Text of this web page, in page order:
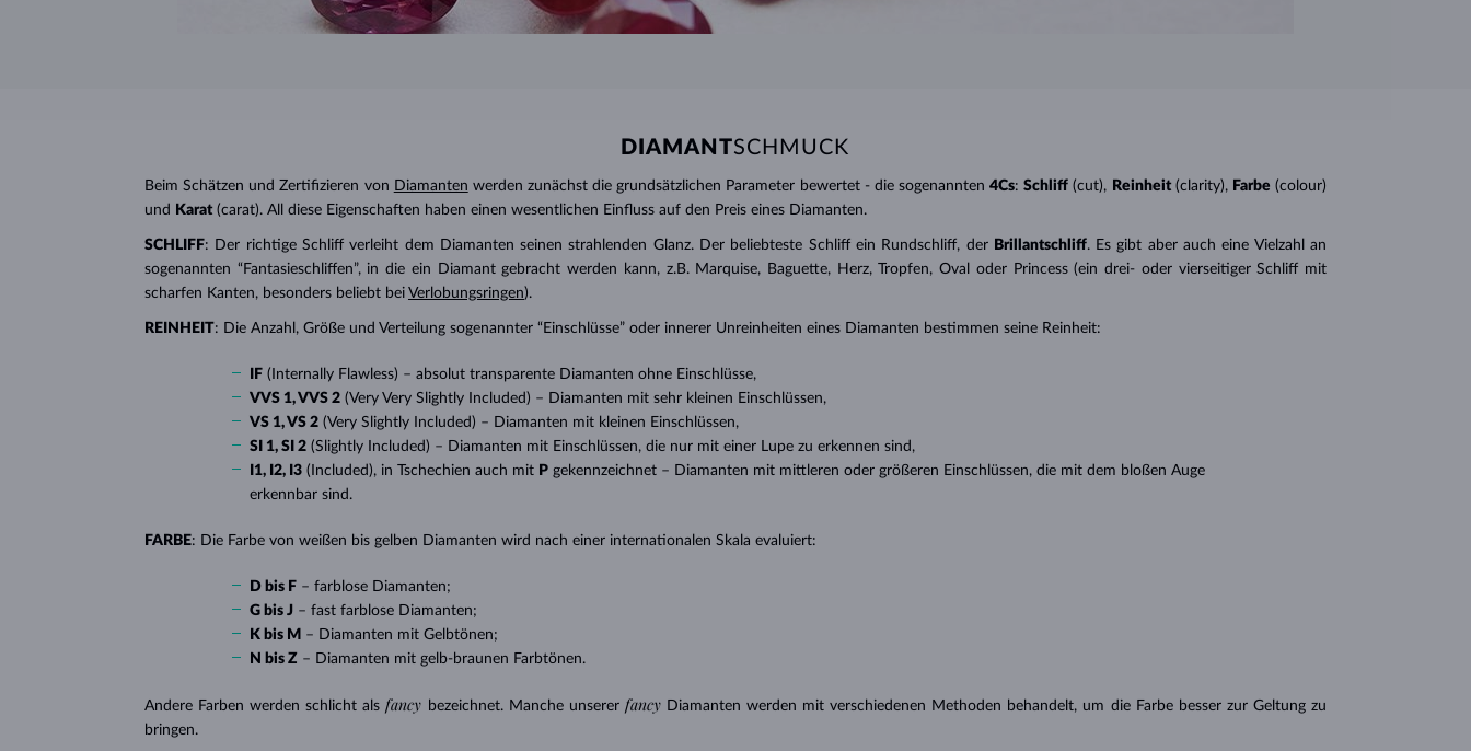
DIAMANTSCHMUCK
Beim Schätzen und Zertifizieren von Diamanten werden zunächst die grundsätzlichen Parameter bewertet - die sogenannten 4Cs: Schliff (cut), Reinheit (clarity), Farbe (colour)
und
Karat (carat). All diese Eigenschaften haben einen wesentlichen Einfluss auf den Preis eines Diamanten.
SCHLIFF: Der richtige Schliff verleiht dem Diamanten seinen strahlenden Glanz. Der beliebteste Schliff ein Rundschliff, der Brillantschliff. Es gibt aber auch eine Vielzahl an
sogenannten “Fantasieschliffen”, in die ein Diamant gebracht werden kann, z.B. Marquise, Baguette, Herz, Tropfen, Oval oder Princess (ein drei- oder vierseitiger Schliff mit
scharfen Kanten, besonders beliebt bei Verlobungsringen).
REINHEIT: Die Anzahl, Größe und Verteilung sogenannter “Einschlüsse” oder innerer Unreinheiten eines Diamanten bestimmen seine Reinheit:
IF (Internally Flawless) – absolut transparente Diamanten ohne Einschlüsse,
VVS 1, VVS 2 (Very Very Slightly Included) – Diamanten mit sehr kleinen Einschlüssen,
VS 1, VS 2 (Very Slightly Included) – Diamanten mit kleinen Einschlüssen,
SI 1, SI 2 (Slightly Included) – Diamanten mit Einschlüssen, die nur mit einer Lupe zu erkennen sind,
I1, I2, I3 (Included), in Tschechien auch mit P gekennzeichnet – Diamanten mit mittleren oder größeren Einschlüssen, die mit dem bloßen Auge
erkennbar sind.
FARBE: Die Farbe von weißen bis gelben Diamanten wird nach einer internationalen Skala evaluiert:
D bis F – farblose Diamanten;
G bis J – fast farblose Diamanten;
K bis M – Diamanten mit Gelbtönen;
N bis Z – Diamanten mit gelb-braunen Farbtönen.
Andere Farben werden schlicht als fancy bezeichnet. Manche unserer fancy Diamanten werden mit verschiedenen Methoden behandelt, um die Farbe besser zur Geltung zu
bringen.